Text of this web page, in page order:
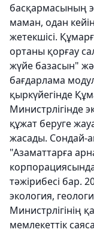
басқармасының
маман, одан
жетекшісі.
ортаны қорғау
жүйе базасын"
бағдарлама
қыркүйегінде
Министрлігінде
құжат беруге
жасады. Сондай-
"Азаматтарға
тәжірибесі бар.
экология,
Министрлігінің
мемлекеттік